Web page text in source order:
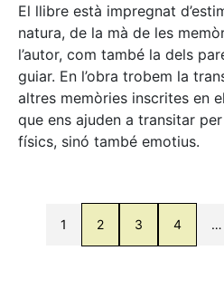
El llibre està impregnat
natura, de la mà de les
l’autor, com també la dels
guiar. En l’obra trobem la
altres memòries inscrites en
que ens ajuden a transitar
físics, sinó també emotius.
1 2 3 4 …